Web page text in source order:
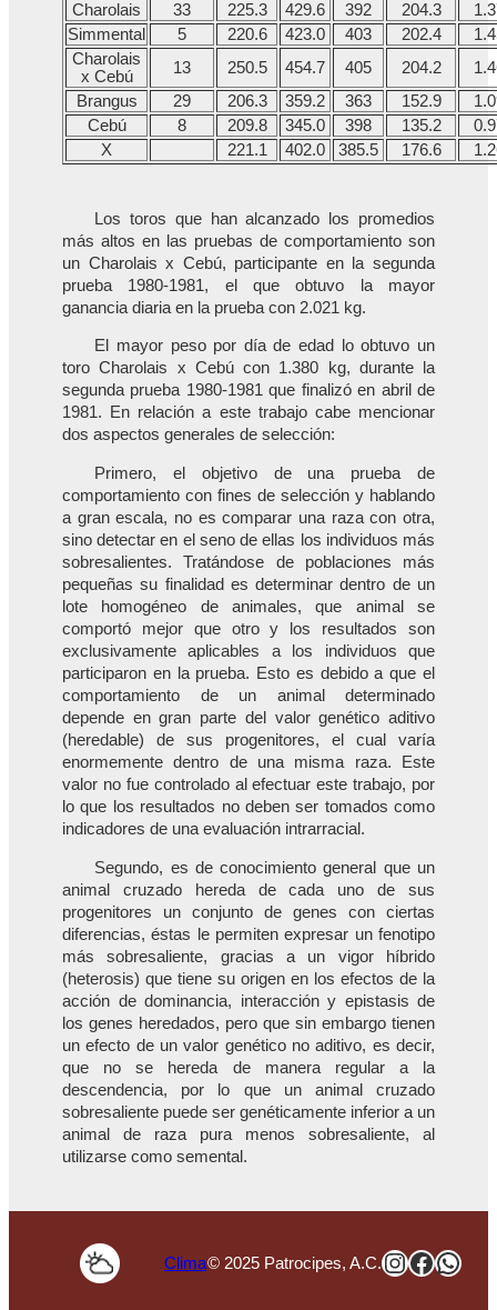
Charolais
33 225.3 429.6 392 204.3
Simmental
5 220.6 423.0 403 202.4
Charolais
x Cebú
13 250.5 454.7 405 204.2
Brangus
29 206.3 359.2 363 152.9
Cebú
8 209.8 345.0 398 135.2
X
221.1 402.0 385.5 176.6
Los toros que han alcanzado los promedios
más altos en las pruebas de comportamiento son
un Charolais x Cebú, participante en la segunda
prueba 1980-1981, el que obtuvo la mayor
ganancia diaria en la prueba con 2.021 kg.
El mayor peso por día de edad lo obtuvo un
toro Charolais x Cebú con 1.380 kg, durante la
segunda prueba 1980-1981 que finalizó en abril de
1981. En relación a este trabajo cabe mencionar
dos aspectos generales de selección:
Primero, el objetivo de una prueba de
comportamiento con fines de selección y hablando
a gran escala, no es comparar una raza con otra,
sino detectar en el seno de ellas los individuos más
sobresalientes. Tratándose de poblaciones más
pequeñas su finalidad es determinar dentro de un
lote homogéneo de animales, que animal se
comportó mejor que otro y los resultados son
exclusivamente aplicables a los individuos que
participaron en la prueba. Esto es debido a que el
comportamiento de un animal determinado
depende en gran parte del valor genético aditivo
(heredable) de sus progenitores, el cual varía
enormemente dentro de una misma raza. Este
valor no fue controlado al efectuar este trabajo, por
lo que los resultados no deben ser tomados como
indicadores de una evaluación intrarracial.
Segundo, es de conocimiento general que un
animal cruzado hereda de cada uno de sus
progenitores un conjunto de genes con ciertas
diferencias, éstas le permiten expresar un fenotipo
más sobresaliente, gracias a un vigor híbrido
(heterosis) que tiene su origen en los efectos de la
acción de dominancia, interacción y epistasis de
los genes heredados, pero que sin embargo tienen
un efecto de un valor genético no aditivo, es decir,
que no se hereda de manera regular a la
descendencia, por lo que un animal cruzado
sobresaliente puede ser genéticamente inferior a un
animal de raza pura menos sobresaliente, al
utilizarse como semental.
Clima© 2025 Patrocipes, A.C.